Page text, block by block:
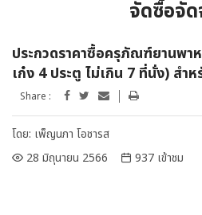
จัดซื้อจัด
ประกวดราคาซื้อครุภัณฑ์ยานพา
เก๋ง 4 ประตู ไม่เกิน 7 ที่นั่ง) สำ
คัน ด้วยวิธีประกวดราคาอิเล็กท
Share :
โดย: เพ็ญนภา โอชารส
28 มิถุนายน 2566
937 เข้าชม